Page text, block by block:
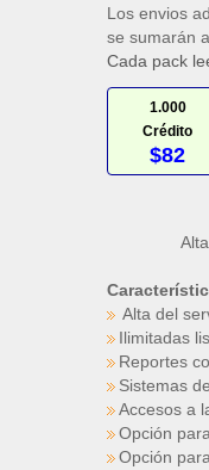
Los envios
se sumarán
Cada pack
1.000
Crédito
$82
Alta del
Ilimitadas
Reportes
Sistemas
Accesos a
Opción
Opción